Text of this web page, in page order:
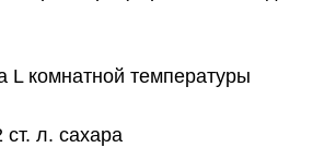
L комнатной температуры
ст. л. сахара